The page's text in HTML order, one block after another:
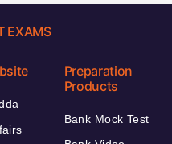
EXAMS
Preparation
Products
Bank Mock Test